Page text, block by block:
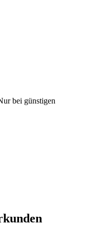
bei günstigen